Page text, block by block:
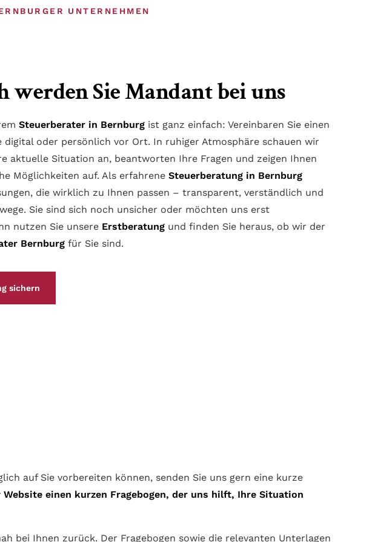
UNTERNEHMEN
werden Sie Mandant bei uns
Steuerberater in Bernburgist ganz einfach: Vereinbaren Sie einen
digital oder persönlich vor Ort. In ruhiger Atmosphäre schauen wir
aktuelle Situation an, beantworten Ihre Fragen und zeigen Ihnen
Möglichkeiten auf. Als erfahrene Steuerberatung in Bernburg
die wirklich zu Ihnen passen – transparent, verständlich und
Sie sind sich noch unsicher oder möchten uns erst
nutzen Sie unsereErstberatungund finden Sie heraus, ob wir der
Bernburgfür Sie sind.
sichern
auf Sie vorbereiten können, senden Sie uns gern eine kurze
einen kurzen Fragebogen, der uns hilft, Ihre Situation
bei Ihnen zurück. Der Fragebogen sowie die relevanten Unterlagen